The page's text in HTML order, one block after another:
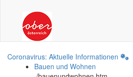
Coronavirus: Aktuelle Informationen
Bauen und Wohnen